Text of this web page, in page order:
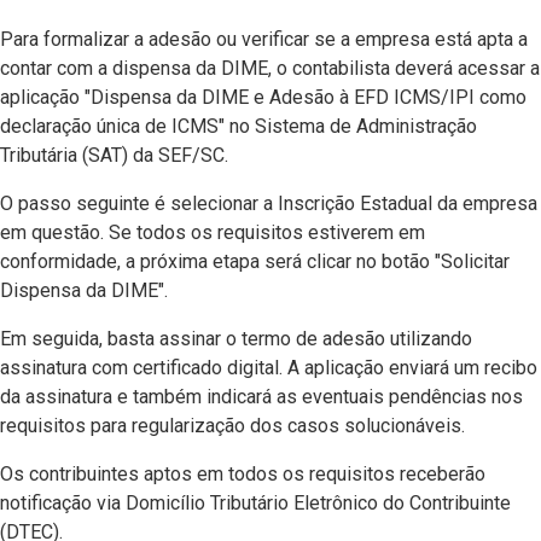
Para formalizar a adesão ou verificar se a empresa está apta a
contar com a dispensa da DIME, o contabilista deverá acessar a
aplicação "Dispensa da DIME e Adesão à EFD ICMS/IPI como
declaração única de ICMS" no Sistema de Administração
Tributária (SAT) da SEF/SC.
O passo seguinte é selecionar a Inscrição Estadual da empresa
em questão. Se todos os requisitos estiverem em
conformidade, a próxima etapa será clicar no botão "Solicitar
Dispensa da DIME".
Em seguida, basta assinar o termo de adesão utilizando
assinatura com certificado digital. A aplicação enviará um recibo
da assinatura e também indicará as eventuais pendências nos
requisitos para regularização dos casos solucionáveis.
Os contribuintes aptos em todos os requisitos receberão
notificação via Domicílio Tributário Eletrônico do Contribuinte
(DTEC).